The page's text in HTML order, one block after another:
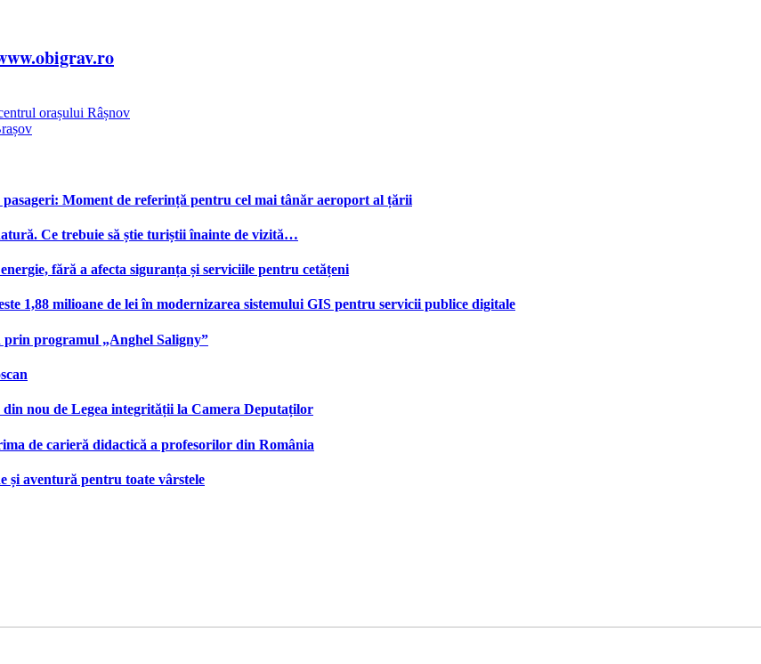
orașului Râșnov
Moment de referință pentru cel mai tânăr aeroport al țării
Ce trebuie să știe turiștii înainte de vizită…
fără a afecta siguranța și serviciile pentru cetățeni
1,88 milioane de lei în modernizarea sistemului GIS pentru servicii publice digitale
programul „Anghel Saligny”
nou de Legea integrității la Camera Deputaților
de carieră didactică a profesorilor din România
și aventură pentru toate vârstele